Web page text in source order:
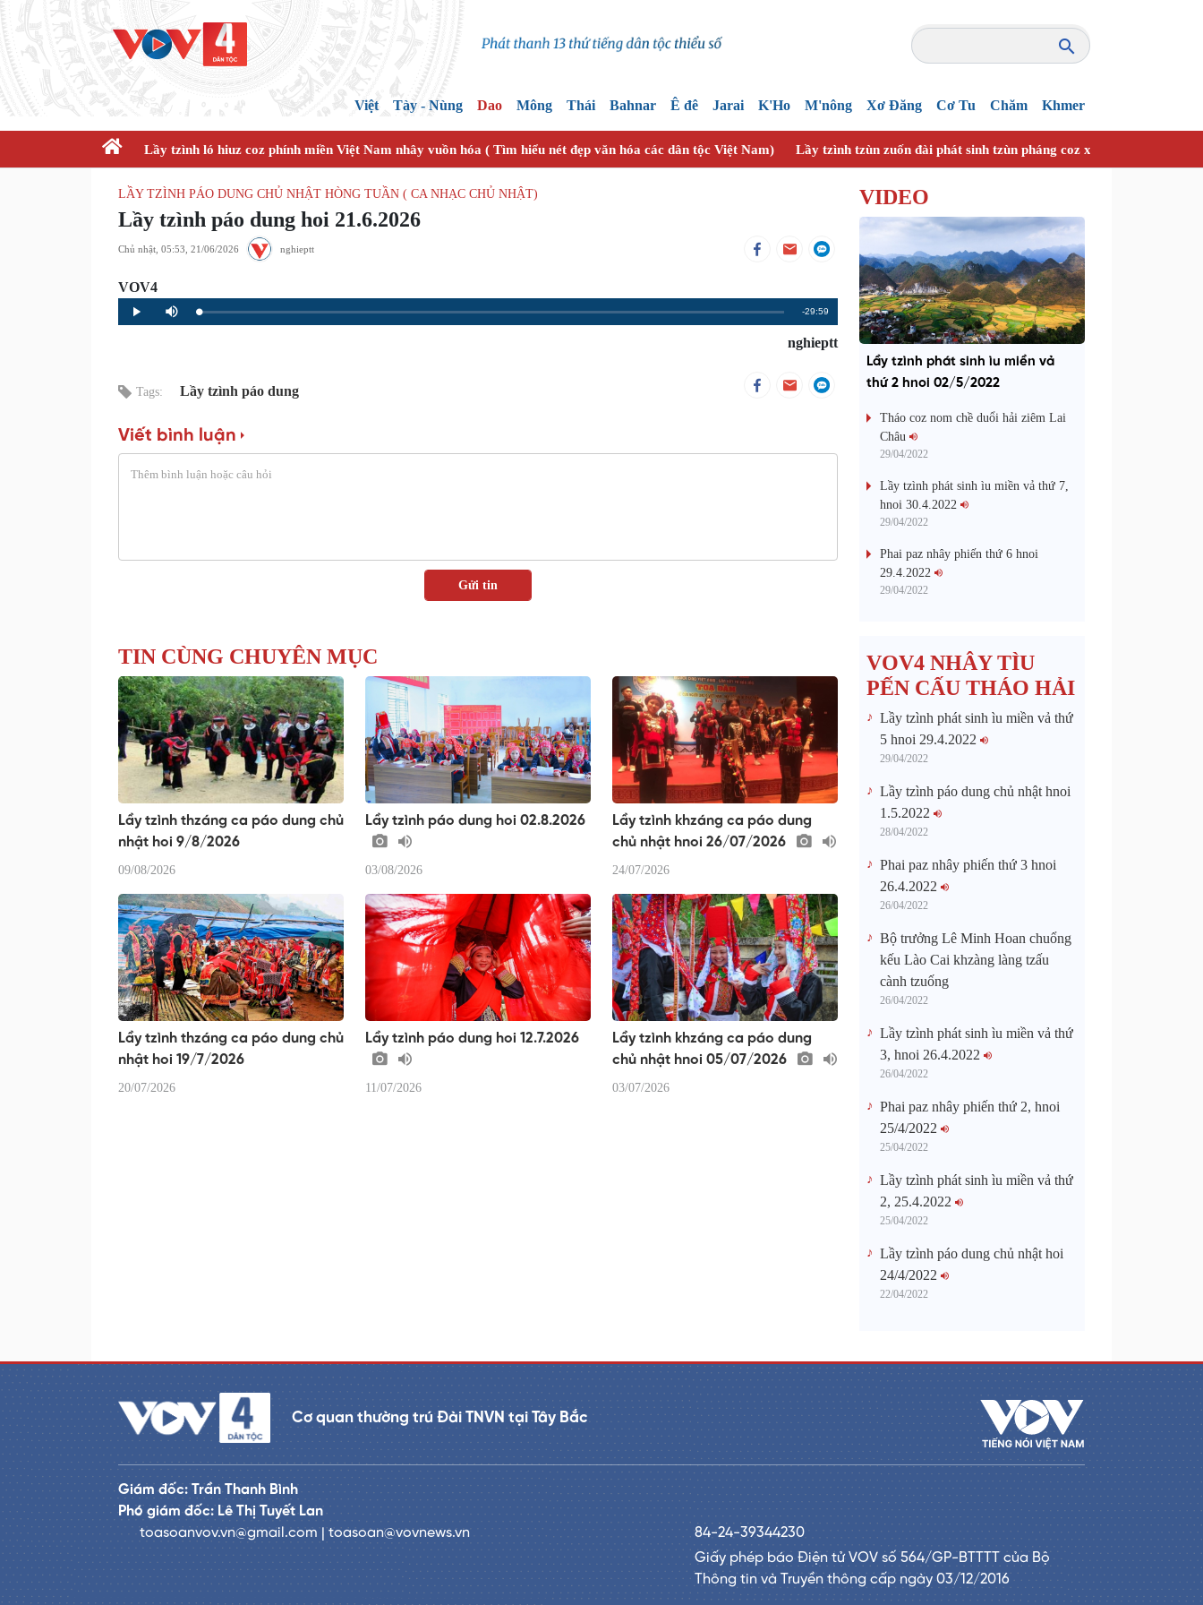
Việt Tày - Nùng Dao Mông Thái Bahnar Ê đê Jarai K'Ho M'nông Xơ Đăng Cơ Tu Chăm Khmer
Lầy tzình ló hiuz coz phính miền Việt Nam nhây vuồn hóa ( Tìm hiểu nét đẹp văn hóa các dân tộc Việt Nam) Lầy tzình tzùn zuốn đài phát sinh tzùn pháng coz xanhz nhây vuồn
LẦY TZÌNH PÁO DUNG CHỦ NHẬT HÒNG TUẦN ( CA NHẠC CHỦ NHẬT)
Lầy tzình páo dung hoi 21.6.2026
Chủ nhật, 05:53, 21/06/2026 nghieptt
VOV4
Play Mute Loaded:
0%
Progress:
0%
Remaining
Time
-29:59
nghieptt
Tags: Lầy tzình páo dung
Viết bình luận
TIN CÙNG CHUYÊN MỤC
Lầy tzình thzáng ca páo dung chủ
nhật hoi 9/8/2026
09/08/2026
Lầy tzình páo dung hoi 02.8.2026
03/08/2026
Lầy tzình khzáng ca páo dung
chủ nhật hnoi 26/07/2026
24/07/2026
Lầy tzình thzáng ca páo dung chủ
nhật hoi 19/7/2026
20/07/2026
Lầy tzình páo dung hoi 12.7.2026
11/07/2026
Lầy tzình khzáng ca páo dung
chủ nhật hnoi 05/07/2026
03/07/2026
VIDEO
Lầy tzình phát sinh ìu miền vả
thứ 2 hnoi 02/5/2022
Tháo coz nom chề duổi hải ziêm Lai
Châu
29/04/2022
Lầy tzình phát sinh ìu miền vả thứ 7,
hnoi 30.4.2022
29/04/2022
Phai paz nhây phiến thứ 6 hnoi
29.4.2022
29/04/2022
VOV4 NHÂY TÌU
PẾN CẤU THÁO HẢI
Lầy tzình phát sinh ìu miền vả thứ
5 hnoi 29.4.2022
29/04/2022
Lầy tzình páo dung chủ nhật hnoi
1.5.2022
28/04/2022
Phai paz nhây phiến thứ 3 hnoi
26.4.2022
26/04/2022
Bộ trưởng Lê Minh Hoan chuổng
kếu Lào Cai khzàng làng tzấu
cành tzuống​
26/04/2022
Lầy tzình phát sinh ìu miền vả thứ
3, hnoi 26.4.2022
26/04/2022
Phai paz nhây phiến thứ 2, hnoi
25/4/2022
25/04/2022
Lầy tzình phát sinh ìu miền vả thứ
2, 25.4.2022
25/04/2022
Lầy tzình páo dung chủ nhật hoi
24/4/2022
22/04/2022
Cơ quan thường trú Đài TNVN tại Tây Bắc
Giám đốc: Trần Thanh Bình
Phó giám đốc: Lê Thị Tuyết Lan
toasoanvov.vn@gmail.com | toasoan@vovnews.vn
84-24-39344230
Giấy phép báo Điện tử VOV số 564/GP-BTTTT của Bộ
Thông tin và Truyền thông cấp ngày 03/12/2016